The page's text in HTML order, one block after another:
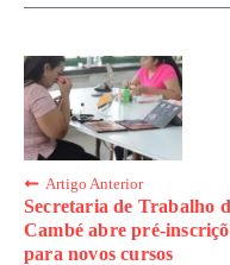
Artigo Anterior
Secretaria de Trabalho
Cambé abre pré-
para novos cursos